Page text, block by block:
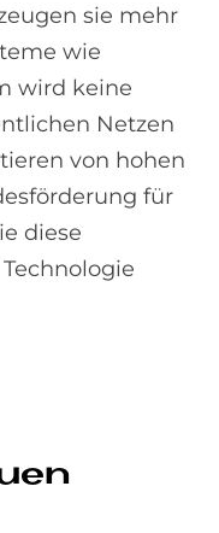
sie mehr
wie
wird keine
Netzen
von hohen
für
diese